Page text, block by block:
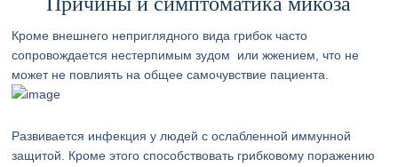
Кроме внешнего неприглядного вида грибок часто
сопровождается нестерпимым зудом или жжением, что не
может не повлиять на общее самочувствие пациента.
Развивается инфекция у людей с ослабленной иммунной
защитой. Кроме этого способствовать грибковому поражению